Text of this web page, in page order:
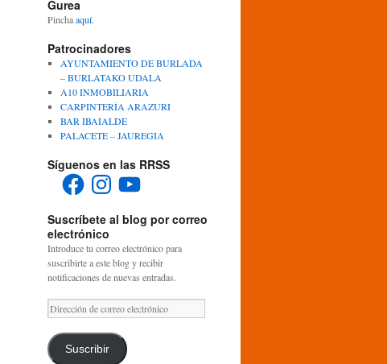
Gurea
Pinchaaquí.
Patrocinadores
AYUNTAMIENTO DE BURLADA
– BURLATAKO UDALA
A10 INMOBILIARIA
CARPINTERÍA ARAZURI
BAR IBAIALDE
PALACETE – JAUREGIA
Síguenos en las RRSS
FacebookInstagramYouTube
Suscríbete al blog por correo
electrónico
Introduce tu correo electrónico para
suscribirte a este blog y recibir
notificaciones de nuevas entradas.
Dirección
de
correo
electrónico
Suscribir